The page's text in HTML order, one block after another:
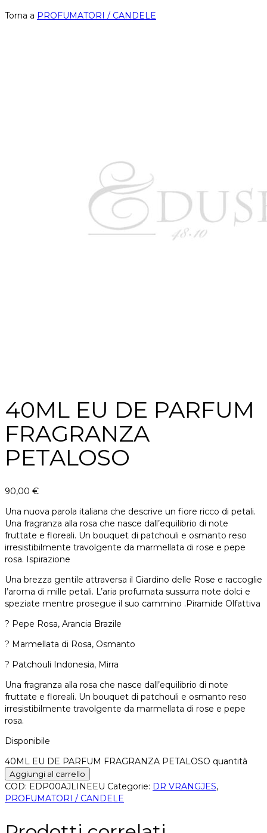
Torna a PROFUMATORI / CANDELE
40ML EU DE PARFUM
FRAGRANZA
PETALOSO
90,00 €
Una nuova parola italiana che descrive un fiore ricco di petali.
Una fragranza alla rosa che nasce dall’equilibrio di note
fruttate e floreali. Un bouquet di patchouli e osmanto reso
irresistibilmente travolgente da marmellata di rose e pepe
rosa. Ispirazione
Una brezza gentile attraversa il Giardino delle Rose e raccoglie
l’aroma di mille petali. L’aria profumata sussurra note dolci e
speziate mentre prosegue il suo cammino .Piramide Olfattiva
? Pepe Rosa, Arancia Brazile
? Marmellata di Rosa, Osmanto
? Patchouli Indonesia, Mirra
Una fragranza alla rosa che nasce dall’equilibrio di note
fruttate e floreali. Un bouquet di patchouli e osmanto reso
irresistibilmente travolgente da marmellata di rose e pepe
rosa.
Disponibile
40ML EU DE PARFUM FRAGRANZA PETALOSO quantità
Aggiungi al carrello
COD: EDP00AJLINEEU Categorie: DR VRANGJES,
PROFUMATORI / CANDELE